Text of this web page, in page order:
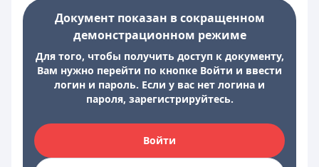
Документ показан в сокращенном
демонстрационном режиме
Для того, чтобы получить доступ к документу,
Вам нужно перейти по кнопке Войти и ввести
логин и пароль. Если у вас нет логина и
пароля, зарегистрируйтесь.
Войти